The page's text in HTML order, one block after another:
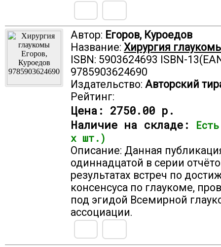
Автор: Егоров, Куроедов
Название: Хирургия
ISBN: 5903624693 ISBN-
9785903624690
Издательство: Авторский
Рейтинг:
Цена: 2750.00 р.
Наличие на складе:
х шт.)
Описание: Данная
одиннадцатой в серии
результатах встреч по
консенсуса по глаукоме,
под эгидой Всемирной
ассоциации.